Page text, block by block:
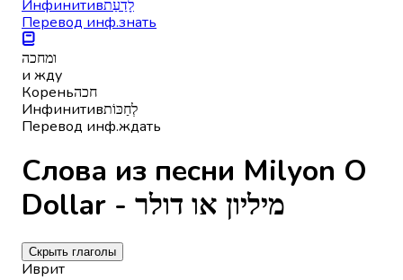
Инфинитивלָדַעַת
Перевод инф.знать
ומחכה
и жду
Кореньחכה
Инфинитивלְחַכּוֹת
Перевод инф.ждать
Слова из песни Milyon O
Dollar - מיליון או דולר
Скрыть глаголы
Иврит